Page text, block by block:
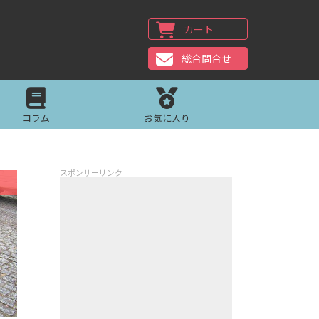
カート
総合問合せ
コラム お気に入り
スポンサーリンク